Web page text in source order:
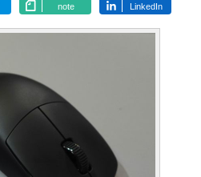
note LinkedIn